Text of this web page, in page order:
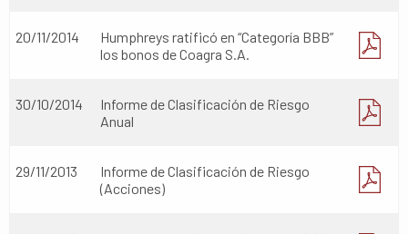
20/11/2014
Humphreys ratificó en “Categoría BBB”
los bonos de Coagra S.A.
30/10/2014
Informe de Clasificación de Riesgo
Anual
29/11/2013
Informe de Clasificación de Riesgo
(Acciones)